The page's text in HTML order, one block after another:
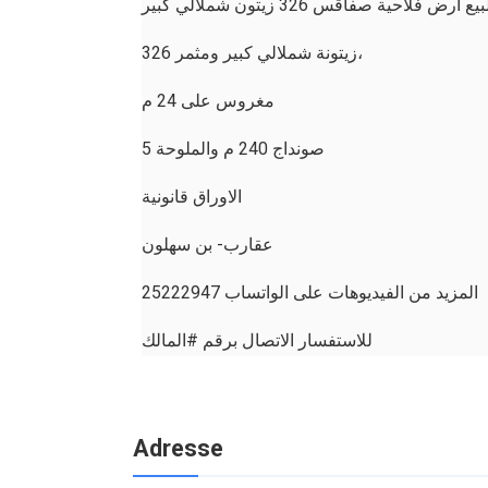
أرض فلاحية صفاقس 326 زيتون شملالي كبير
326 زيتونة شملالي كبير ومثمر،
مغروس على 24 م
صونداج 240 م والملوحة 5
الاوراق قانونية
عقارب- بن سهلون
المزيد من الفيديوهات على الواتساب 25222947
للاستفسار الاتصال برقم #المالك
Adresse